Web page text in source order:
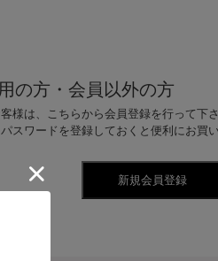
の方・会員以外の方
様は、こちらから会員登録を行って下さ
スワードを登録しておくと便利にお買